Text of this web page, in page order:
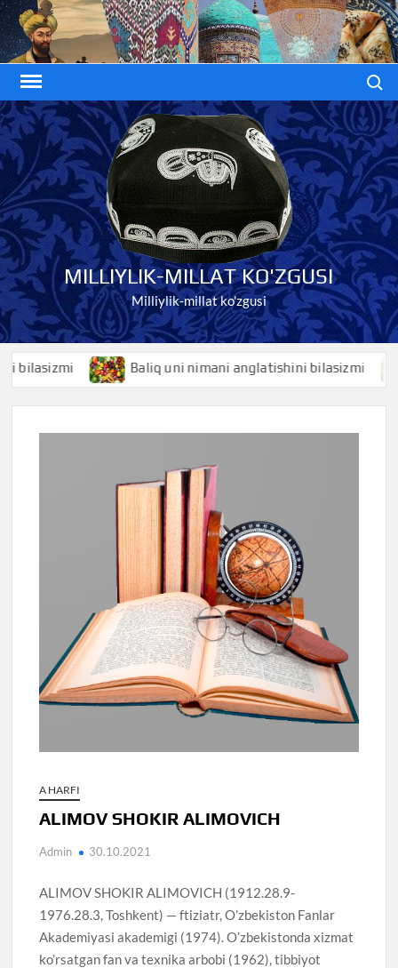
Skip
to
content
MILLIYLIK-MILLAT KO'ZGUSI
Milliylik-millat ko'zgusi
Baliq uni nimani anglatishini bilasizmi
A HARFI
ALIMOV SHOKIR ALIMOVICH
Admin 30.10.2021
ALIMOV SHOKIR ALIMOVICH (1912.28.9-
1976.28.3, Toshkent) — ftiziatr, O’zbekiston Fanlar
Akademiyasi akademigi (1974). O’zbekistonda xizmat
ko’rsatgan fan va texnika arbobi (1962), tibbiyot